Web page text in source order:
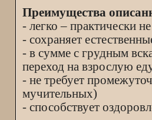
Преимущества
- легко – практически
- сохраняет
- в сумме с грудным
переход на взрослую
- не требует
мучительных)
- способствует